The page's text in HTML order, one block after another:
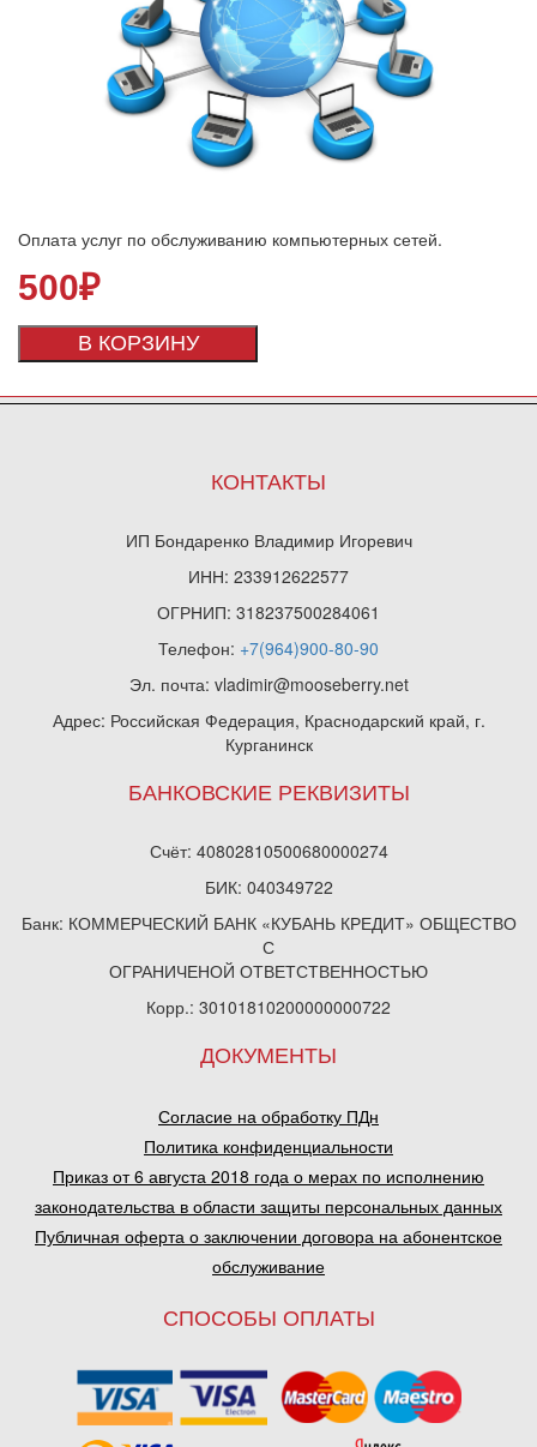
Оплата услуг по обслуживанию компьютерных сетей.
500₽
В КОРЗИНУ
КОНТАКТЫ
ИП Бондаренко Владимир Игоревич
ИНН: 233912622577
ОГРНИП: 318237500284061
Телефон: +7(964)900-80-90
Эл. почта: vladimir@mooseberry.net
Адрес: Российская Федерация, Краснодарский край, г.
Курганинск
БАНКОВСКИЕ РЕКВИЗИТЫ
Счёт: 40802810500680000274
БИК: 040349722
Банк: КОММЕРЧЕСКИЙ БАНК «КУБАНЬ КРЕДИТ» ОБЩЕСТВО
С
ОГРАНИЧЕНОЙ ОТВЕТСТВЕННОСТЬЮ
Корр.: 30101810200000000722
ДОКУМЕНТЫ
Согласие на обработку ПДн
Политика конфиденциальности
Приказ от 6 августа 2018 года о мерах по исполнению
законодательства в области защиты персональных данных
Публичная оферта о заключении договора на абонентское
обслуживание
СПОСОБЫ ОПЛАТЫ